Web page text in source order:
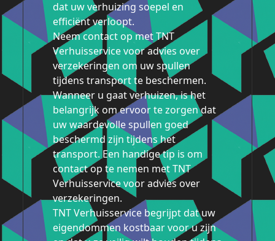
dat uw verhuizing soepel en
efficiënt verloopt.
Neem contact op met TNT
Verhuisservice voor advies over
verzekeringen om uw spullen
tijdens transport te beschermen.
Wanneer u gaat verhuizen, is het
belangrijk om ervoor te zorgen dat
uw waardevolle spullen goed
beschermd zijn tijdens het
transport. Een handige tip is om
contact op te nemen met TNT
Verhuisservice voor advies over
verzekeringen.
TNT Verhuisservice begrijpt dat uw
eigendommen kostbaar voor u zijn